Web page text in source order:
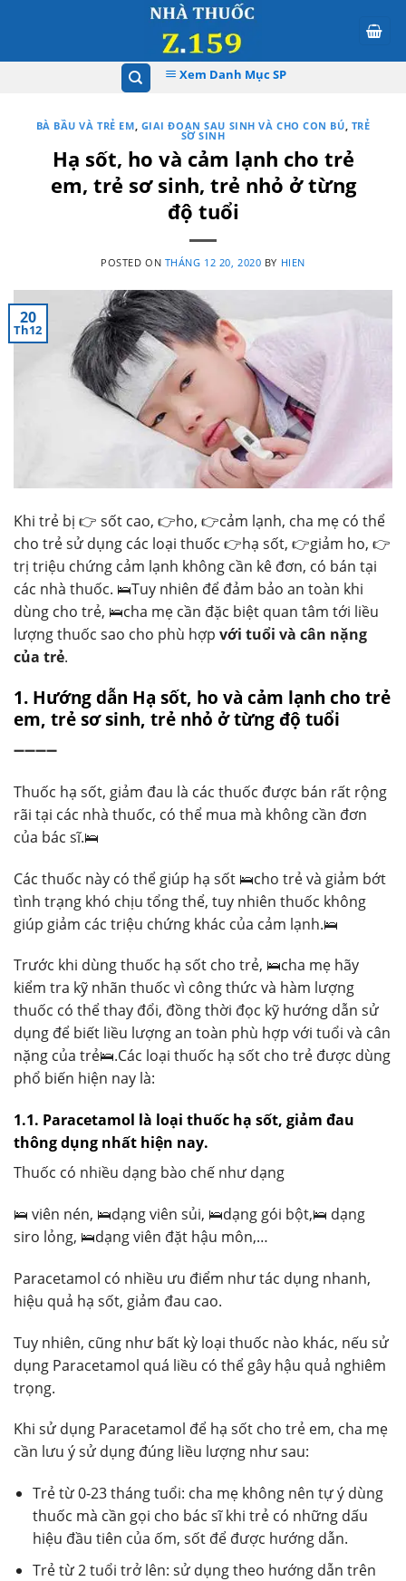
Xem Danh Mục SP
BÀ BẦU VÀ TRẺ EM, GIAI ĐOẠN SAU SINH VÀ CHO CON BÚ, TRẺ
SƠ SINH
Hạ sốt, ho và cảm lạnh cho trẻ
em, trẻ sơ sinh, trẻ nhỏ ở từng
độ tuổi
POSTED ON THÁNG 12 20, 2020 BY HIEN
20
Th12
Khi trẻ bị 👉 sốt cao, 👉ho, 👉cảm lạnh, cha mẹ có thể
cho trẻ sử dụng các loại thuốc 👉hạ sốt, 👉giảm ho, 👉
trị triệu chứng cảm lạnh không cần kê đơn, có bán tại
các nhà thuốc. 🛌Tuy nhiên để đảm bảo an toàn khi
dùng cho trẻ, 🛌cha mẹ cần đặc biệt quan tâm tới liều
lượng thuốc sao cho phù hợp với tuổi và cân nặng
của trẻ.
1. Hướng dẫn Hạ sốt, ho và cảm lạnh cho trẻ
em, trẻ sơ sinh, trẻ nhỏ ở từng độ tuổi
➖➖➖➖
Thuốc hạ sốt, giảm đau là các thuốc được bán rất rộng
rãi tại các nhà thuốc, có thể mua mà không cần đơn
của bác sĩ.🛌
Các thuốc này có thể giúp hạ sốt 🛌cho trẻ và giảm bớt
tình trạng khó chịu tổng thể, tuy nhiên thuốc không
giúp giảm các triệu chứng khác của cảm lạnh.🛌
Trước khi dùng thuốc hạ sốt cho trẻ, 🛌cha mẹ hãy
kiểm tra kỹ nhãn thuốc vì công thức và hàm lượng
thuốc có thể thay đổi, đồng thời đọc kỹ hướng dẫn sử
dụng để biết liều lượng an toàn phù hợp với tuổi và cân
nặng của trẻ🛌.Các loại thuốc hạ sốt cho trẻ được dùng
phổ biến hiện nay là:
1.1. Paracetamol là loại thuốc hạ sốt, giảm đau
thông dụng nhất hiện nay.
Thuốc có nhiều dạng bào chế như dạng
🛌 viên nén, 🛌dạng viên sủi, 🛌dạng gói bột,🛌 dạng
siro lỏng, 🛌dạng viên đặt hậu môn,…
Paracetamol có nhiều ưu điểm như tác dụng nhanh,
hiệu quả hạ sốt, giảm đau cao.
Tuy nhiên, cũng như bất kỳ loại thuốc nào khác, nếu sử
dụng Paracetamol quá liều có thể gây hậu quả nghiêm
trọng.
Khi sử dụng Paracetamol để hạ sốt cho trẻ em, cha mẹ
cần lưu ý sử dụng đúng liều lượng như sau:
Trẻ từ 0-23 tháng tuổi: cha mẹ không nên tự ý dùng
thuốc mà cần gọi cho bác sĩ khi trẻ có những dấu
hiệu đầu tiên của ốm, sốt để được hướng dẫn.
Trẻ từ 2 tuổi trở lên: sử dụng theo hướng dẫn trên